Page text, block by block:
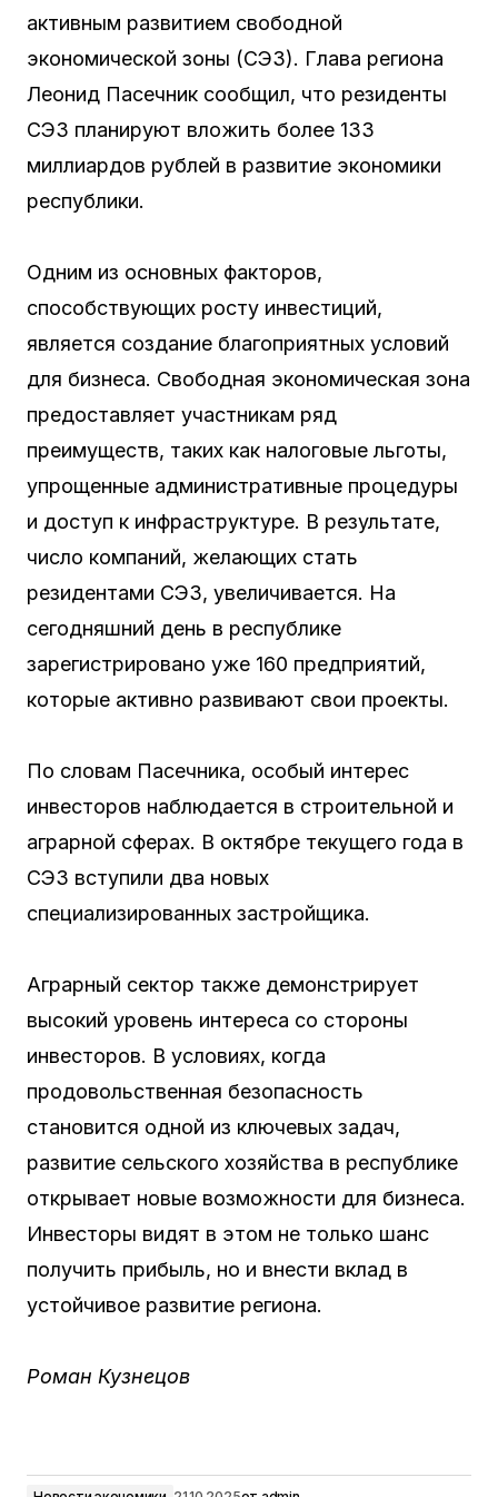
активным развитием свободной
экономической зоны (СЭЗ). Глава региона
Леонид Пасечник сообщил, что резиденты
СЭЗ планируют вложить более 133
миллиардов рублей в развитие экономики
республики.
Одним из основных факторов,
способствующих росту инвестиций,
является создание благоприятных условий
для бизнеса. Свободная экономическая зона
предоставляет участникам ряд
преимуществ, таких как налоговые льготы,
упрощенные административные процедуры
и доступ к инфраструктуре. В результате,
число компаний, желающих стать
резидентами СЭЗ, увеличивается. На
сегодняшний день в республике
зарегистрировано уже 160 предприятий,
которые активно развивают свои проекты.
По словам Пасечника, особый интерес
инвесторов наблюдается в строительной и
аграрной сферах. В октябре текущего года в
СЭЗ вступили два новых
специализированных застройщика.
Аграрный сектор также демонстрирует
высокий уровень интереса со стороны
инвесторов. В условиях, когда
продовольственная безопасность
становится одной из ключевых задач,
развитие сельского хозяйства в республике
открывает новые возможности для бизнеса.
Инвесторы видят в этом не только шанс
получить прибыль, но и внести вклад в
устойчивое развитие региона.
Роман Кузнецов